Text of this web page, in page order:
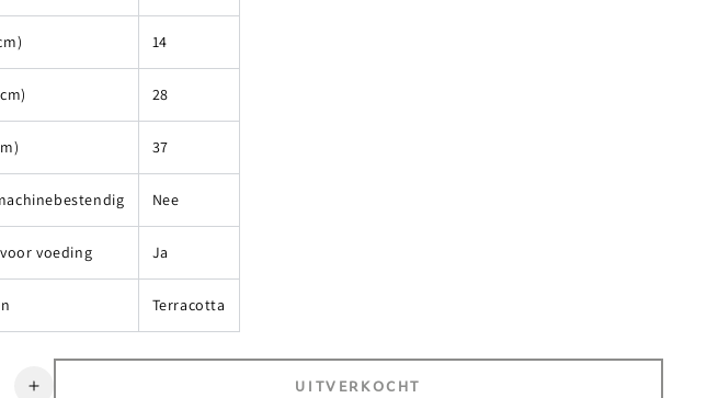
14
28
37
Nee
voeding Ja
Terracotta
UITVERKOCHT